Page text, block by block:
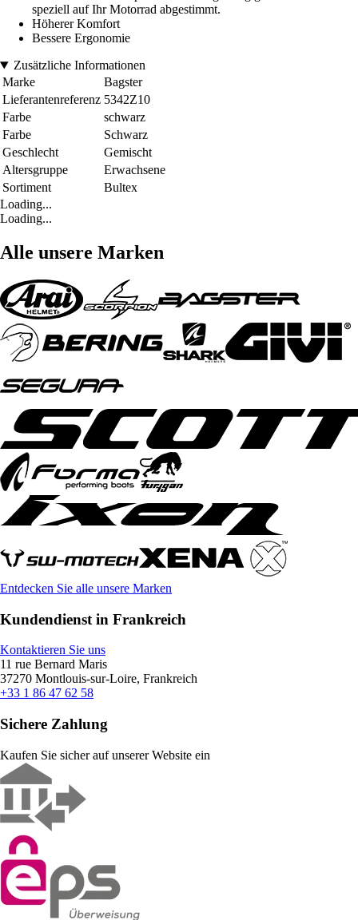
speziell auf Ihr Motorrad abgestimmt.
Höherer Komfort
Bessere Ergonomie
Zusätzliche Informationen
Marke
Bagster
Lieferantenreferenz 5342Z10
Farbe
schwarz
Farbe
Schwarz
Geschlecht
Gemischt
Altersgruppe
Erwachsene
Sortiment
Bultex
Loading...
Loading...
Alle unsere Marken
Entdecken Sie alle unsere Marken
Kundendienst in Frankreich
Kontaktieren Sie uns
11 rue Bernard Maris
37270 Montlouis-sur-Loire, Frankreich
+33 1 86 47 62 58
Sichere Zahlung
Kaufen Sie sicher auf unserer Website ein